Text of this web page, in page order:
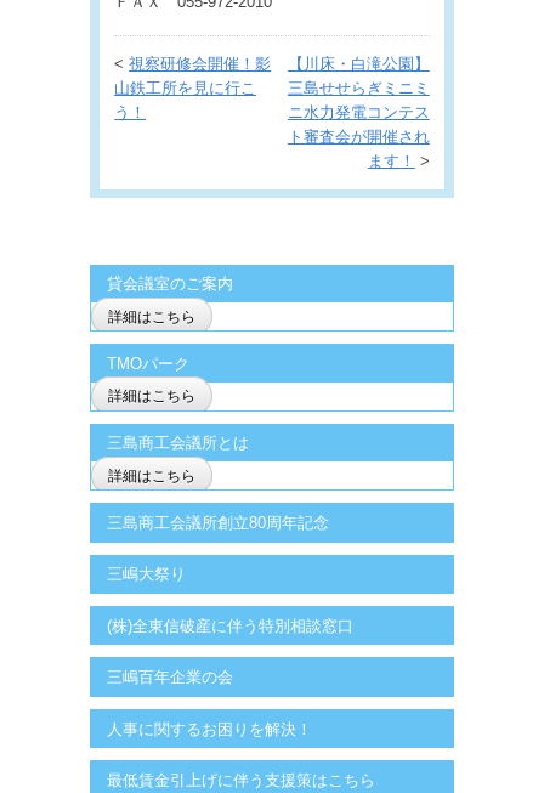
<視察研修会開催！影
山鉄工所を見に行こ
う！
【川床・白滝公園】
三島せせらぎミニミ
ニ水力発電コンテス
ト審査会が開催され
ます！
>
貸会議室のご案内
詳細はこちら
TMOパーク
詳細はこちら
三島商工会議所とは
詳細はこちら
三島商工会議所創立80周年記念
三嶋大祭り
(株)全東信破産に伴う特別相談窓口
三嶋百年企業の会
人事に関するお困りを解決！
最低賃金引上げに伴う支援策はこちら